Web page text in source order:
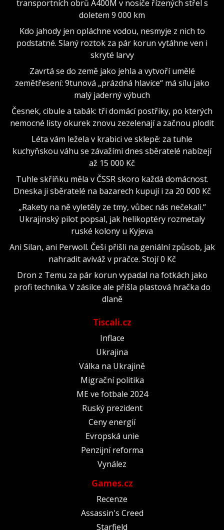
transportních obrů A400M v nosiče řízených střel s
doletem 9 000 km
Kdo jahody jen opláchne vodou, nesmyje z nich to
podstatné. Slaný roztok za pár korun vytáhne ven i
skryté larvy
Zavrtá se do země jako jehla a vytvoří umělé
zemětřesení: 9tunová „prázdná hlavice“ má sílu jako
malý jaderný výbuch
Česnek, cibule a tabák: tři domácí postřiky, po kterých
nemocné listy okurek znovu zezelenají a začnou plodit
Léta vám ležela v krabici ve sklepě: za tuhle
kuchyňskou váhu se závažími dnes sběratelé nabízejí
až 15 000 Kč
Tuhle skříňku měla v ČSSR skoro každá domácnost.
Dneska ji sběratelé na bazarech kupují i za 20 000 Kč
„Rakety na ně vyletěly ze tmy, vůbec nás nečekali.“
Ukrajinský pilot popsal, jak helikoptéry rozmetaly
ruské kolony u Kyjeva
Ani Silan, ani Perwoll. Češi přišli na geniální způsob, jak
nahradit aviváž v pračce. Stojí 0 Kč
Dron z Temu za pár korun vypadal na fotkách jako
profi technika. V zásilce ale přišla plastová hračka do
dlaně
Tiscali.cz
Inflace
Ukrajina
Válka na Ukrajině
Migrační politika
ME ve fotbale 2024
Ruský prezident
Ceny energií
Evropská unie
Penzijní reforma
Vynález
Games.cz
Recenze
Assassin's Creed
Starfield